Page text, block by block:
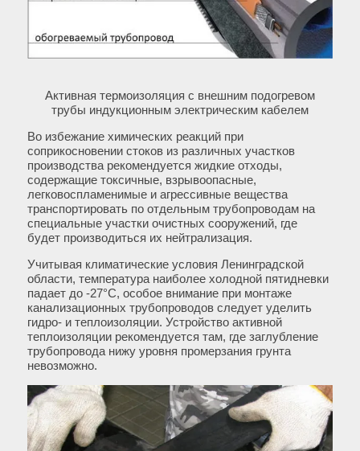
Активная термоизоляция с внешним подогревом
трубы индукционным электрическим кабелем
Во избежание химических реакций при
соприкосновении стоков из различных участков
производства рекомендуется жидкие отходы,
содержащие токсичные, взрывоопасные,
легковоспламенимые и агрессивные вещества
транспортировать по отдельным трубопроводам на
специальные участки очистных сооружений, где
будет производиться их нейтрализация.
Учитывая климатические условия Ленинградской
области, температура наиболее холодной пятидневки
падает до -27°С, особое внимание при монтаже
канализационных трубопроводов следует уделить
гидро- и теплоизоляции. Устройство активной
теплоизоляции рекомендуется там, где заглубление
трубопровода нижу уровня промерзания грунта
невозможно.